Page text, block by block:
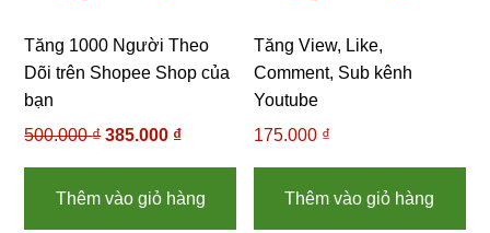
Tăng 1000 Người Theo
Dõi trên Shopee Shop của
bạn
500.000₫ Giá
là:
500.000 ₫.
385.000 ₫
là:
Thêm vào giỏ hàng
Tăng View, Like,
Comment, Sub kênh
Youtube
175.000 ₫
Thêm vào giỏ hàng